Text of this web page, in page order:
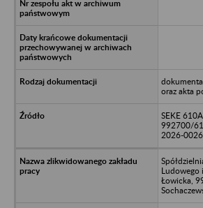
oraz akta
SEKE
992700/
2026-
Ludowego
Łowicka,